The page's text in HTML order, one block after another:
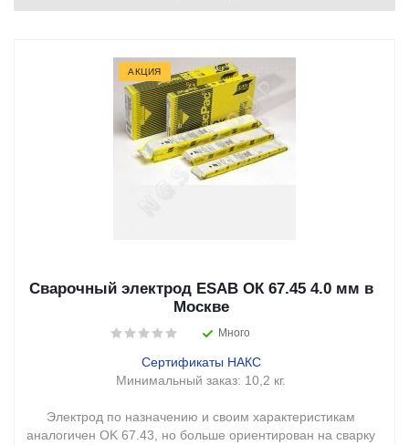
АКЦИЯ
Сварочный электрод ESAB ОК 67.45 4.0 мм в
Москве
Много
Сертификаты НАКС
Минимальный заказ: 10,2 кг.
Электрод по назначению и своим характеристикам
аналогичен OK 67.43, но больше ориентирован на сварку